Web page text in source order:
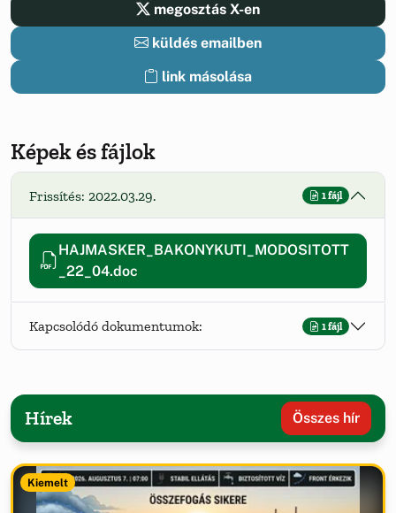
megosztás X-en
küldés emailben
link másolása
Képek és fájlok
Frissítés: 2022.03.29. 1 fájl
HAJMASKER_BAKONYKUTI_MODOSITOTT
_22_04.doc
Kapcsolódó dokumentumok: 1 fájl
Hírek Összes hír
Kiemelt